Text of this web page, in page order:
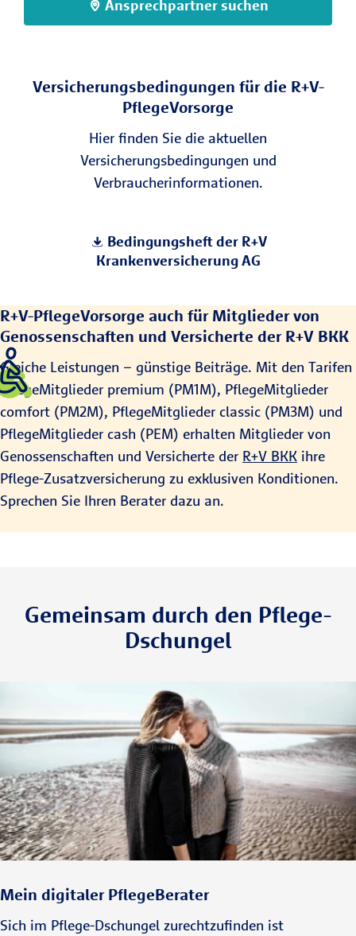
Differenz müssen Betroffene aus der
eigenen Tasche zahlen. Je nach Ausmaß
und von wem sie gepflegt werden,
kommen hier monatlich schnell 3.000
EUR oder mehr zusammen, die selbst oder
von Angehörigen zu zahlen sind.
Sie genießen sofortigen Einkommens-
niemandem finanziell zur Last zu fallen.
Ansprechpartner suchen
Versicherungsbedingungen für die R+V-
PflegeVorsorge
Hier finden Sie die aktuellen
Versicherungsbedingungen und
Verbraucherinformationen.
Bedingungsheft der R+V
Krankenversicherung AG
R+V-PflegeVorsorge auch für Mitglieder von
Genossenschaften und Versicherte der R+V BKK
Gleiche Leistungen – günstige Beiträge. Mit den Tarifen
PflegeMitglieder premium (PM1M), PflegeMitglieder
comfort (PM2M), PflegeMitglieder classic (PM3M) und
PflegeMitglieder cash (PEM) erhalten Mitglieder von
Genossenschaften und Versicherte der R+V BKK ihre
Pflege-Zusatzversicherung zu exklusiven Konditionen.
Sprechen Sie Ihren Berater dazu an.
Gemeinsam durch den Pflege-
Dschungel
Mein digitaler PflegeBerater
Sich im Pflege-Dschungel zurechtzufinden ist